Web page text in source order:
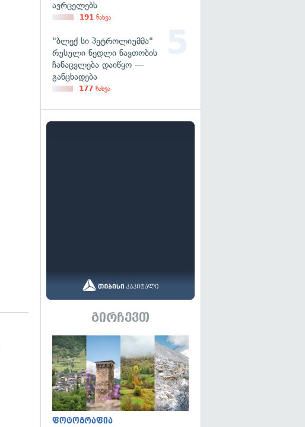
ავრცელებს
191 ნახვა
"ბლექ სი პეტროლიუმმა"
რუსული ნედლი ნავთობის
ჩანაცვლება დაიწყო —
განცხადება
177 ნახვა
გირჩევთ
ფოტოგრაფია